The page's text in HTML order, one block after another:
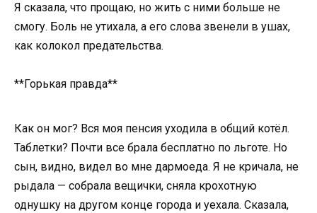
Я сказала, что прощаю, но жить с ними больше не
смогу. Боль не утихала, а его слова звенели в ушах,
как колокол предательства.
**Горькая правда**
Как он мог? Вся моя пенсия уходила в общий котёл.
Таблетки? Почти все брала бесплатно по льготе. Но
сын, видно, видел во мне дармоеда. Я не кричала, не
рыдала — собрала вещички, сняла крохотную
однушку на другом конце города и уехала. Сказала,